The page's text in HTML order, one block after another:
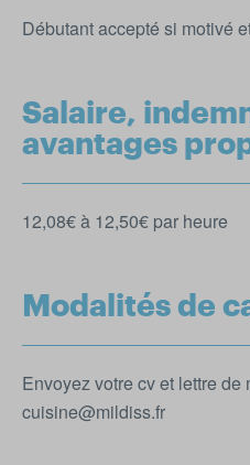
Débutant accepté si motivé
Salaire,
avantages
12,08€ à 12,50€ par heure
Modalités de
Envoyez votre cv et lettre de
cuisine@mildiss.fr